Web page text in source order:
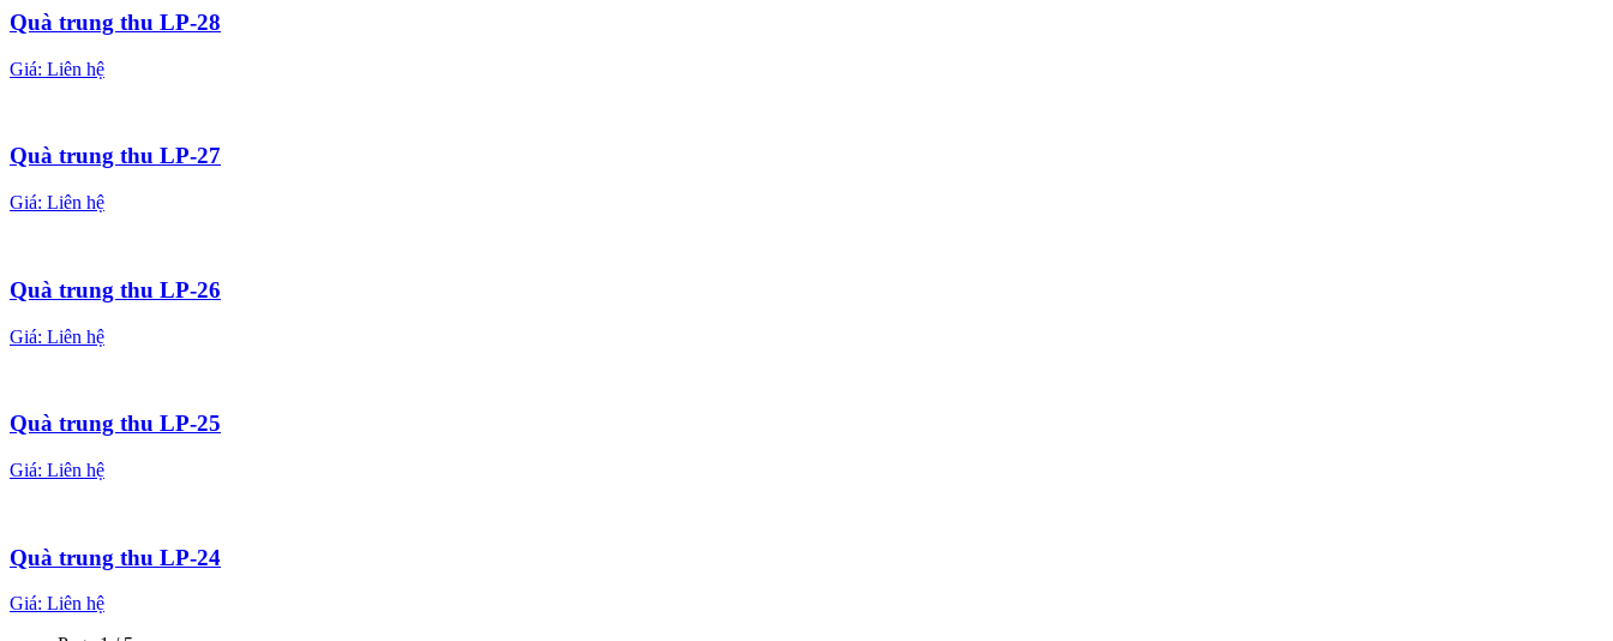
Quà trung thu LP-28
Giá: Liên hệ
Quà trung thu LP-27
Giá: Liên hệ
Quà trung thu LP-26
Giá: Liên hệ
Quà trung thu LP-25
Giá: Liên hệ
Quà trung thu LP-24
Giá: Liên hệ